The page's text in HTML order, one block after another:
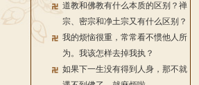
道教和佛教有什么本质的区别？禅
宗、密宗和净土宗又有什么区别？
我的烦恼很重，常常看不惯他人所
为。我该怎样去掉我执？
如果下一生没有得到人身，那不就